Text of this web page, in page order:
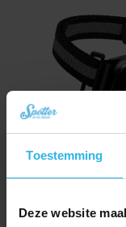
Toestemming
Deze website
Spotter CatX – Kat GPS